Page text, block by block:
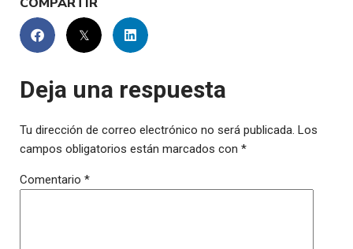
Deja una respuesta
Tu dirección de correo electrónico no será publicada. Los
campos obligatorios están marcados con *
Comentario *